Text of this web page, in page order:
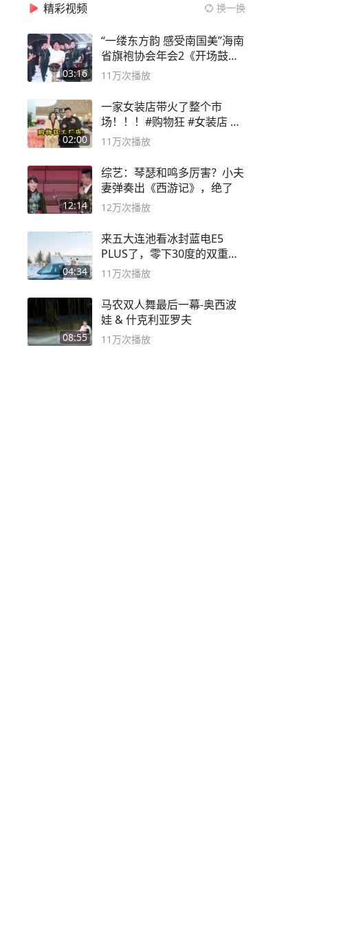
精彩视频 换一换
03:16
“一缕东方韵 感受南国美”海南
省旗袍协会年会2《开场鼓》
二团
11万次播放
02:00
一家女装店带火了整个市
场！！！#购物狂 #女装店 #
高品质女装
11万次播放
12:14
综艺：琴瑟和鸣多厉害？小夫
妻弹奏出《西游记》，绝了
12万次播放
04:34
来五大连池看冰封蓝电E5
PLUS了，零下30度的双重冰
封40小时全录
11万次播放
08:55
马农双人舞最后一幕-奥西波
娃 & 什克利亚罗夫
11万次播放